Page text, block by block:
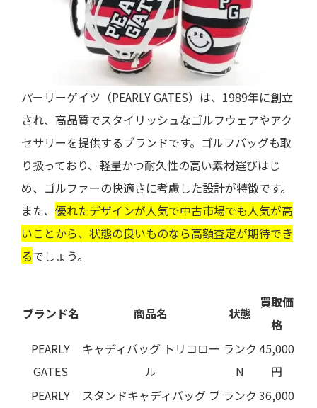
パーリーゲイツ（PEARLY GATES）は、1989年に創立
され、高品質でスタイリッシュなゴルフウェアやアク
セサリーを提供するブランドです。ゴルフバッグも取
り扱っており、軽量かつ耐久性の高い素材選びはじ
め、ゴルファーの快適さに考慮した設計が特徴です。
また、 優れたデザインが人気で中古市場でも人気が高
いことから、状態の良いものなら高額査定が期待でき
るでしょう。
ブランド名 商品名 状態
買取価
格
PEARLY
GATES
キャディバッグ トリコロー
ル
ランク
N
45,000
円
PEARLY
スタンドキャディバッグ ブ ランク 36,000